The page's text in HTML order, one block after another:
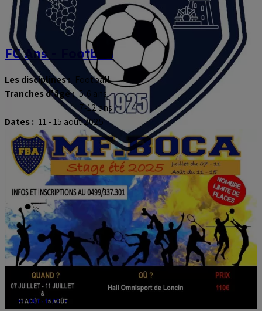
FC Ans - Football
Les disciplines : Football
Tranches d'âge : 5-6 ans
7-12 ans
Dates : 11 - 15 août 2025
MF Boca - Stage Foot et Futsal